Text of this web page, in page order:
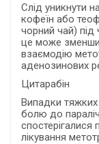
Слід уникнути
кофеїн або
чорний чай) під
це може
взаємодію
аденозинових
Цитарабін
Випадки тяжких
болю до
спостерігалися
лікування